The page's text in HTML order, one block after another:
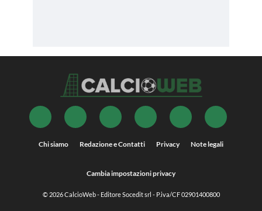
Chi siamo Redazione e Contatti Privacy Note legali
Cambia impostazioni privacy
© 2026CalcioWeb- Editore Socedit srl - P.iva/CF 02901400800